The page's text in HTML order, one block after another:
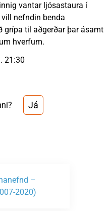
vantar ljósastaura í
nefndin benda
til aðgerðar þar ásamt
hverfum.
21:30
Já
–
2020)